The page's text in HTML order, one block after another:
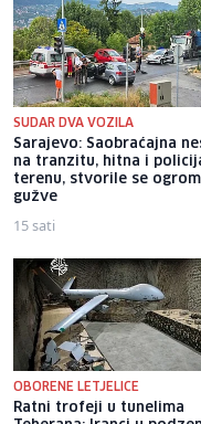
SUDAR DVA VOZILA
Sarajevo: Saobraćajna
na tranzitu, hitna i
terenu, stvorile se
gužve
15 sati
OBORENE LETJELICE
Ratni trofeji u tunelima